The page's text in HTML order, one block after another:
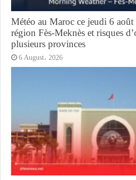
Météo au Maroc ce jeudi 6
région Fès-Meknès et risques
plusieurs provinces
6 August، 2026